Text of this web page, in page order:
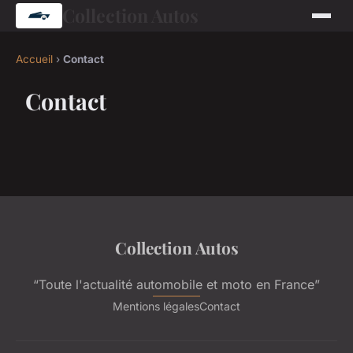
Accueil › Contact
Contact
Collection Autos
“Toute l'actualité automobile et moto en France”
Mentions légalesContact